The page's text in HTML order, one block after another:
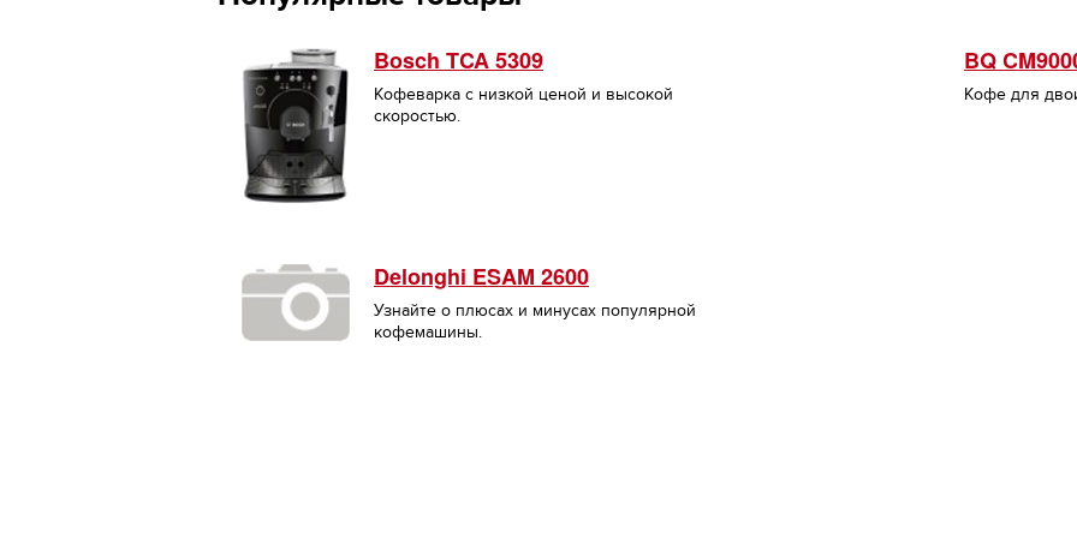
Bosch TCA 5309
Кофеварка с низкой ценой и высокой
скоростью.
BQ
Кофе для
Delonghi ESAM 2600
Узнайте о плюсах и минусах популярной
кофемашины.